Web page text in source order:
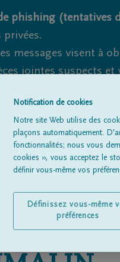
phishing (tentatives
messages visent à
jointes suspects
éviter cela.
Notification de cookies
Notre site Web utilise des
plaçons automatiquement.
fonctionnalités; nous vous
cookies », vous acceptez le
définir vous-même vos
Définissez vous-même
préférences